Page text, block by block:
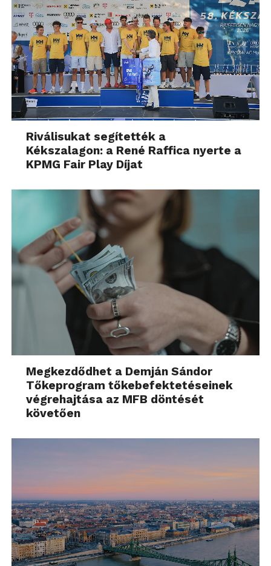
Riválisukat segítették a
Kékszalagon: a René Raffica nyerte a
KPMG Fair Play Díjat
Megkezdődhet a Demján Sándor
Tőkeprogram tőkebefektetéseinek
végrehajtása az MFB döntését
követően